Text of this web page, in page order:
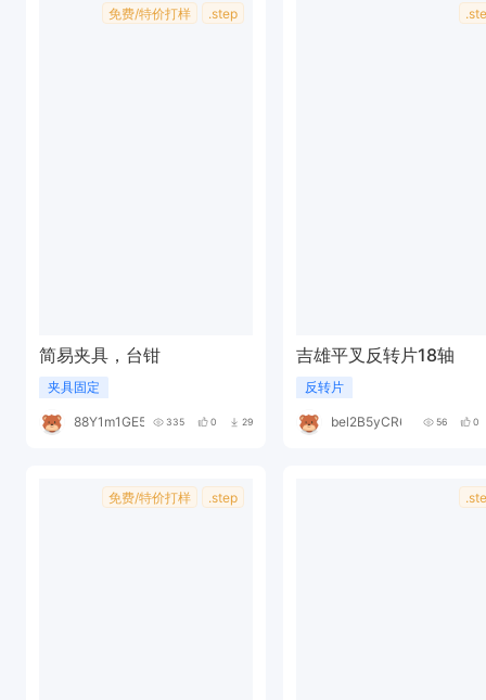
免费/特价打样 .step
简易夹具，台钳
夹具固定
88Y1m1GE5A 335 0 29
吉雄平叉反转片18轴
反转片
bel2B5yCR6 56 0
免费/特价打样 .step